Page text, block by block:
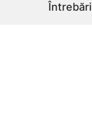
Întrebări